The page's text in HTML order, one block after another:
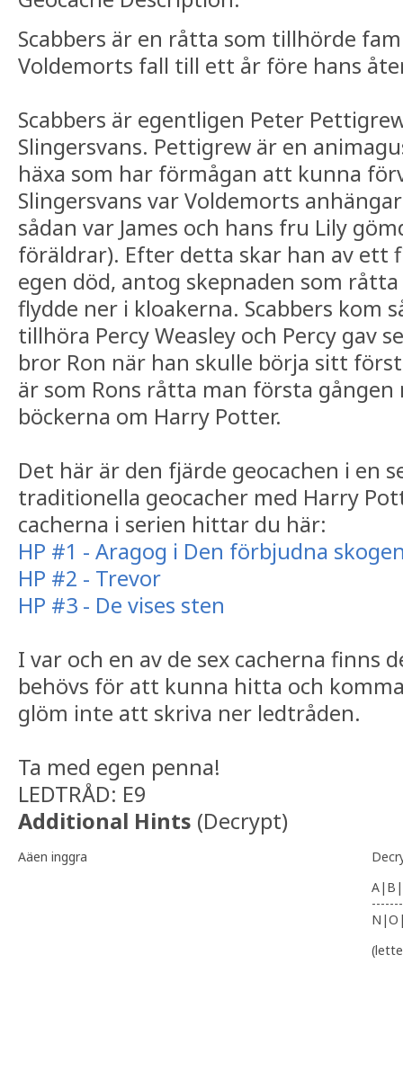
Scabbers är en råtta som tillhörde
Voldemorts fall till ett år före hans
Scabbers är egentligen Peter
Slingersvans. Pettigrew är en
häxa som har förmågan att kunna
Slingersvans var Voldemorts
sådan var James och hans fru Lily
föräldrar). Efter detta skar han av ett
egen död, antog skepnaden som
flydde ner i kloakerna. Scabbers kom
tillhöra Percy Weasley och Percy gav
bror Ron när han skulle börja sitt
är som Rons råtta man första gången
böckerna om Harry Potter.
Det här är den fjärde geocachen i en
traditionella geocacher med Harry
cacherna i serien hittar du här:
HP #1 - Aragog i Den förbjudna
HP #2 - Trevor
HP #3 - De vises sten
I var och en av de sex cacherna finns
behövs för att kunna hitta och
glöm inte att skriva ner ledtråden.
Ta med egen penna!
LEDTRÅD: E9
Additional Hints (Decrypt)
Aäen inggra